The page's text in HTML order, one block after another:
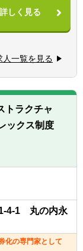
も歓迎致しま
有給休暇を利用
験生メンバーも
）から、税理士
生メンバーのサ
して勉強に励め
自習室として利
講座の受講も可
勤務時間です
早く退社できる
く、基本的には
談業務を中心と
3人で担当して頂
ズに沿った形で
ただきます。
均10社程。上場
様々です。
きますので、若
業務を経験する
事務所とは成長
。
ます。10人～12
事業部によって
違いはありませ
しく見る
人一覧を見る
トラクチャ
ックス制度
4-1 丸の内永
化の専門家として